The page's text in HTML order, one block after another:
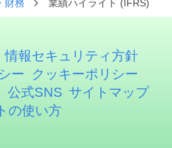
財務 業績ハイライト (IFRS)
情報セキュリティ方針
ー
クッキーポリシー
公式SNS サイトマップ
の使い方